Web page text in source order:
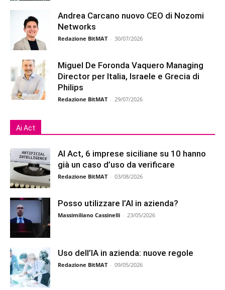
Andrea Carcano nuovo CEO di Nozomi
Networks
Redazione BitMAT - 30/07/2026
Miguel De Foronda Vaquero Managing
Director per Italia, Israele e Grecia di
Philips
Redazione BitMAT - 29/07/2026
Ai Act
AI Act, 6 imprese siciliane su 10 hanno
già un caso d’uso da verificare
Redazione BitMAT - 03/08/2026
Posso utilizzare l’AI in azienda?
Massimiliano Cassinelli - 23/05/2026
Uso dell’IA in azienda: nuove regole
Redazione BitMAT - 09/05/2026